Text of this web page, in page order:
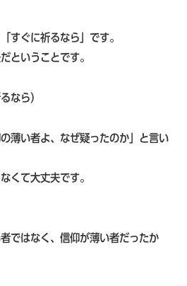
すぐに祈るなら」です。
ということです。
なら）
薄い者よ、なぜ疑ったのか」と言い
くて大丈夫です。
ではなく、信仰が薄い者だったか